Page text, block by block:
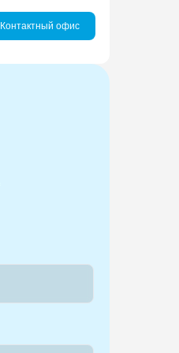
Контактный офис